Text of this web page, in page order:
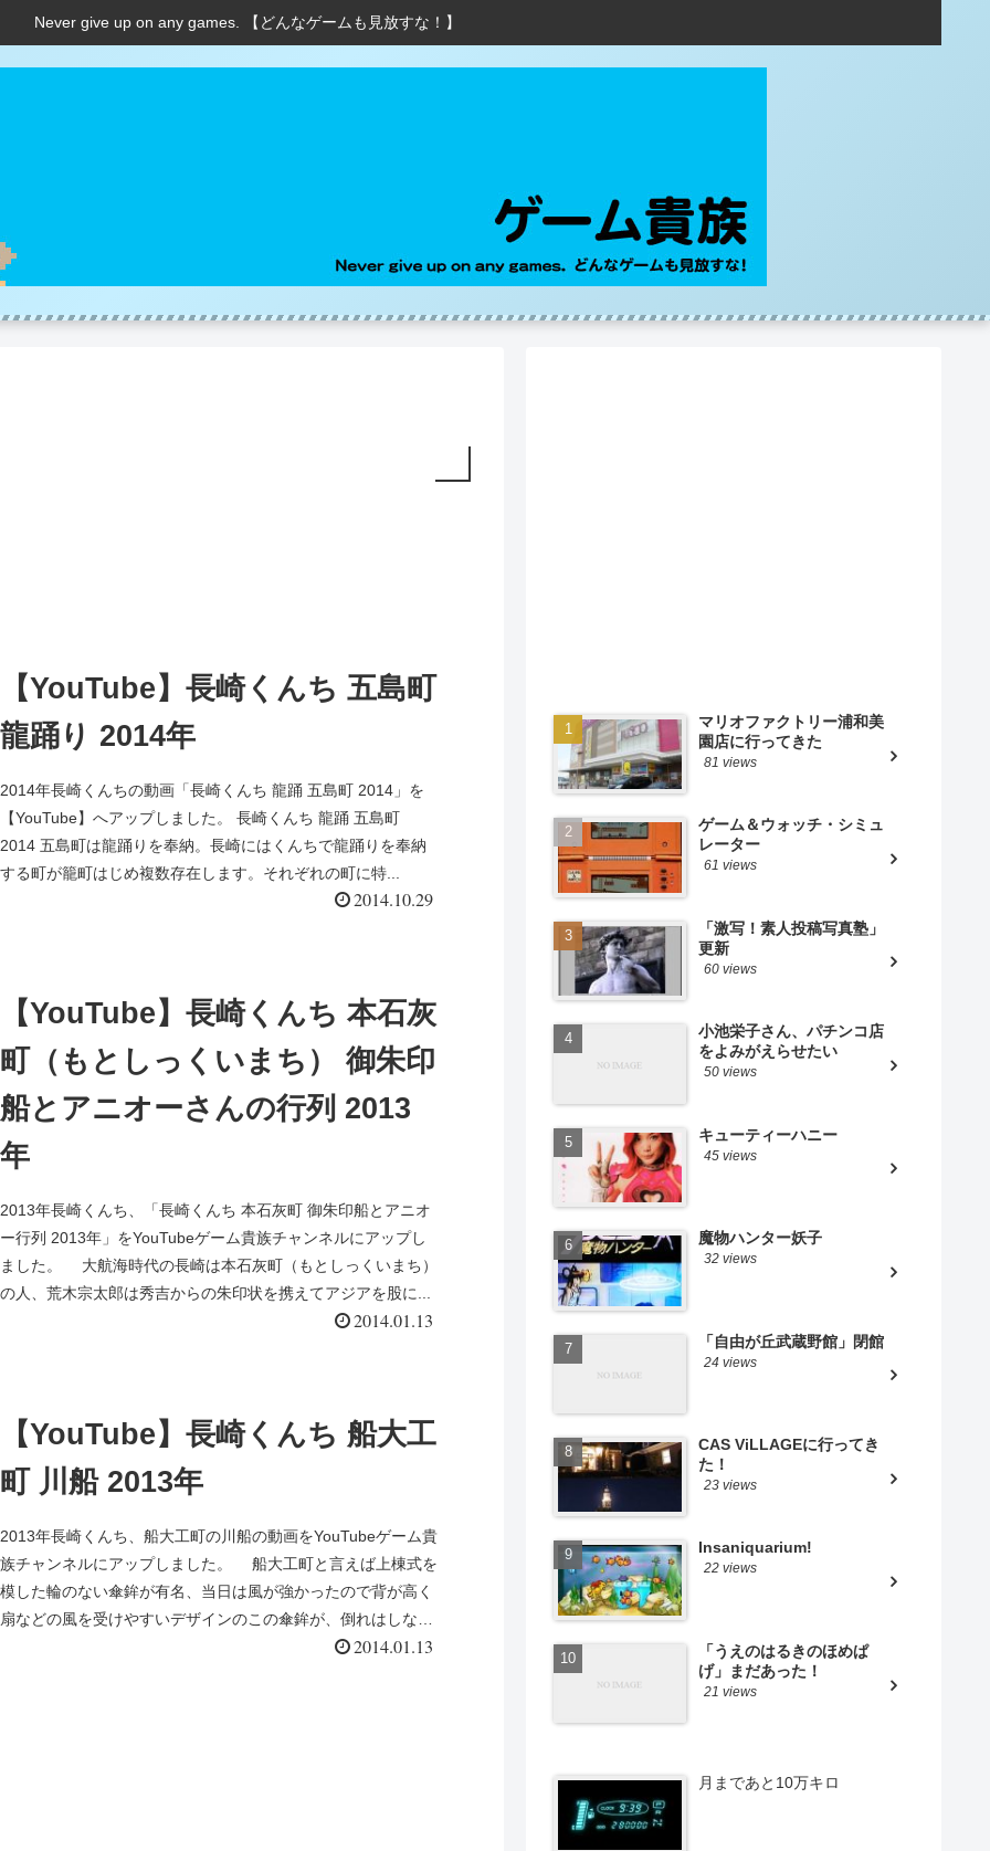
Never give up on any games. 【どんなゲームも見放すな！】
【YouTube】長崎くんち 五島町
龍踊り 2014年
2014年長崎くんちの動画「長崎くんち 龍踊 五島町 2014」を
【YouTube】へアップしました。 長崎くんち 龍踊 五島町
2014 五島町は龍踊りを奉納。長崎にはくんちで龍踊りを奉納
する町が籠町はじめ複数存在します。それぞれの町に特...
2014.10.29
【YouTube】長崎くんち 本石灰
町（もとしっくいまち） 御朱印
船とアニオーさんの行列 2013
年
2013年長崎くんち、「長崎くんち 本石灰町 御朱印船とアニオ
ー行列 2013年」をYouTubeゲーム貴族チャンネルにアップし
ました。 大航海時代の長崎は本石灰町（もとしっくいまち）
の人、荒木宗太郎は秀吉からの朱印状を携えてアジアを股に...
2014.01.13
【YouTube】長崎くんち 船大工
町 川船 2013年
2013年長崎くんち、船大工町の川船の動画をYouTubeゲーム貴
族チャンネルにアップしました。 船大工町と言えば上棟式を
模した輪のない傘鉾が有名、当日は風が強かったので背が高く
扇などの風を受けやすいデザインのこの傘鉾が、倒れはしない
2014.01.13
マリオファクトリー浦和美
園店に行ってきた
81 views
ゲーム＆ウォッチ・シミュ
レーター
61 views
「激写！素人投稿写真塾」
更新
60 views
小池栄子さん、パチンコ店
をよみがえらせたい
50 views
キューティーハニー
45 views
魔物ハンター妖子
32 views
「自由が丘武蔵野館」閉館
24 views
CAS ViLLAGEに行ってき
た！
23 views
Insaniquarium!
22 views
「うえのはるきのほめぱ
げ」まだあった！
21 views
月まであと10万キロ